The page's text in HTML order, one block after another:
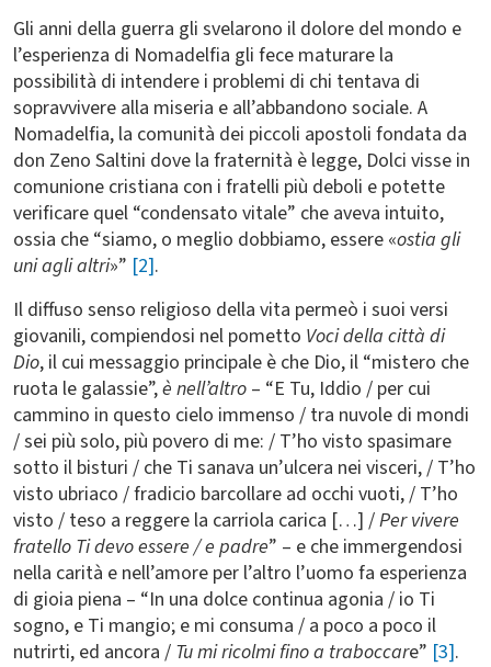
Gli anni della guerra gli svelarono il dolore del mondo e
l’esperienza di Nomadelfia gli fece maturare la
possibilità di intendere i problemi di chi tentava di
sopravvivere alla miseria e all’abbandono sociale. A
Nomadelfia, la comunità dei piccoli apostoli fondata da
don Zeno Saltini dove la fraternità è legge, Dolci visse in
comunione cristiana con i fratelli più deboli e potette
verificare quel “condensato vitale” che aveva intuito,
ossia che “siamo, o meglio dobbiamo, essere «ostia gli
uni agli altri»” [2].
Il diffuso senso religioso della vita permeò i suoi versi
giovanili, compiendosi nel pometto Voci della città di
Dio, il cui messaggio principale è che Dio, il “mistero che
ruota le galassie”,è nell’altro – “E Tu, Iddio / per cui
cammino in questo cielo immenso / tra nuvole di mondi
/ sei più solo, più povero di me: / T’ho visto spasimare
sotto il bisturi / che Ti sanava un’ulcera nei visceri, / T’ho
visto ubriaco / fradicio barcollare ad occhi vuoti, / T’ho
visto / teso a reggere la carriola carica […] /Per vivere
fratello Ti devo essere / e padre” – e che immergendosi
nella carità e nell’amore per l’altro l’uomo fa esperienza
di gioia piena – “In una dolce continua agonia / io Ti
sogno, e Ti mangio; e mi consuma / a poco a poco il
nutrirti, ed ancora / Tu mi ricolmi fino a traboccare” [3].